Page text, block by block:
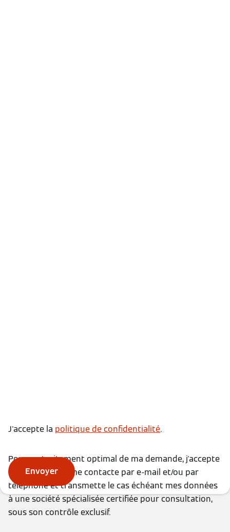
J'accepte la politique de confidentialité.
Pour un traitement optimal de ma demande, j'accepte
que Viessmann me contacte par e-mail et/ou par
téléphone et transmette le cas échéant mes données
à une société spécialisée certifiée pour consultation,
sous son contrôle exclusif.
Envoyer